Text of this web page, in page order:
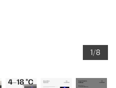
1/8